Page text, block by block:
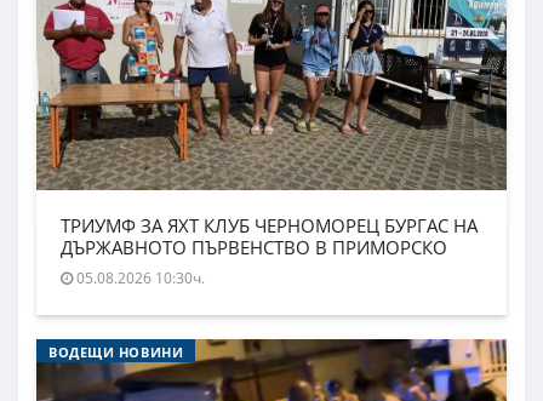
ТРИУМФ ЗА ЯХТ КЛУБ ЧЕРНОМОРЕЦ БУРГАС НА
ДЪРЖАВНОТО ПЪРВЕНСТВО В ПРИМОРСКО
05.08.2026 10:30ч.
ВОДЕЩИ НОВИНИ